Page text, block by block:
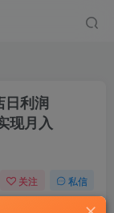
日利润
现月入
关注 私信